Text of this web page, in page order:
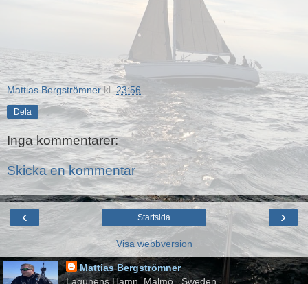
Mattias Bergströmner kl.23:56
Dela
Inga kommentarer:
Skicka en kommentar
‹ ›
Startsida
Visa webbversion
Mattias Bergströmner
Lagunens Hamn, Malmö , Sweden